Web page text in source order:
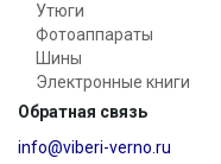
Утюги
Фотоаппараты
Шины
Электронные книги
Обратная связь
info@viberi-verno.ru